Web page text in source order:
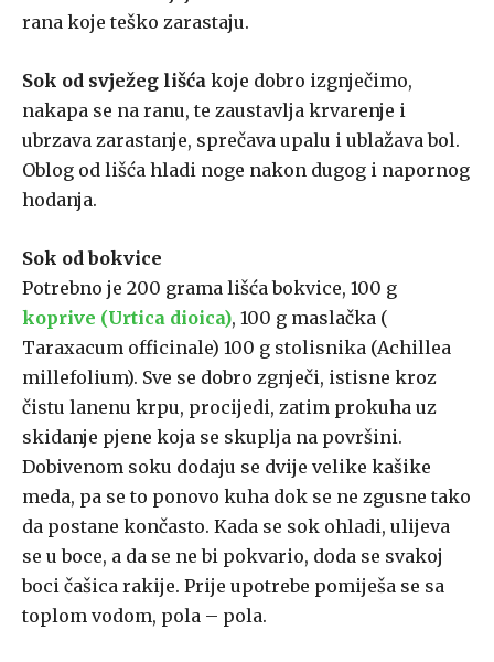
rana koje teško zarastaju.
Sok od svježeg lišća koje dobro izgnječimo,
nakapa se na ranu, te zaustavlja krvarenje i
ubrzava zarastanje, sprečava upalu i ublažava bol.
Oblog od lišća hladi noge nakon dugog i napornog
hodanja.
Sok od bokvice
Potrebno je 200 grama lišća bokvice, 100 g
koprive (Urtica dioica), 100 g maslačka (
Taraxacum officinale) 100 g stolisnika (Achillea
millefolium). Sve se dobro zgnječi, istisne kroz
čistu lanenu krpu, procijedi, zatim prokuha uz
skidanje pjene koja se skuplja na površini.
Dobivenom soku dodaju se dvije velike kašike
meda, pa se to ponovo kuha dok se ne zgusne tako
da postane končasto. Kada se sok ohladi, ulijeva
se u boce, a da se ne bi pokvario, doda se svakoj
boci čašica rakije. Prije upotrebe pomiješa se sa
toplom vodom, pola – pola.